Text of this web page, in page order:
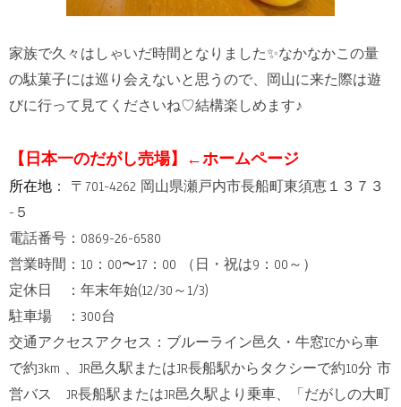
家族で久々はしゃいだ時間となりました✨なかなかこの量
の駄菓子には巡り会えないと思うので、岡山に来た際は遊
びに行って見てくださいね♡結構楽しめます♪
【日本一のだがし売場】←ホームページ
所在地 ：
〒701-4262 岡山県瀬戸内市長船町東須恵１３７３
−５
電話番号：0869-26-6580
営業時間：10：00〜17：00 （日・祝は9：00～）
定休日 ：年末年始(12/30～1/3)
駐車場 ：300台
交通アクセスアクセス：ブルーライン邑久・牛窓ICから車
で約3km 、JR邑久駅またはJR長船駅からタクシーで約10分 市
営バス JR長船駅またはJR邑久駅より乗車、「だがしの大町